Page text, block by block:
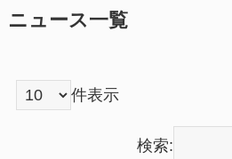
ニュース一覧
件表示
検索: